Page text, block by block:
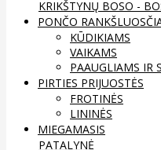
KRIKŠTYNŲ BOSO -
PONČO
KŪDIKIAMS
VAIKAMS
PAAUGLIAMS IR
PIRTIES PRIJUOSTĖS
FROTINĖS
LININĖS
MIEGAMASIS
PATALYNĖ